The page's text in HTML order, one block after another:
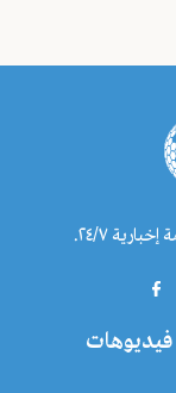
٢٤/٧.
فيديوهات